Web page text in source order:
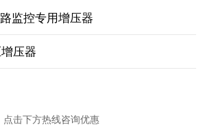
监控专用增压器
压器
点击下方热线咨询优惠